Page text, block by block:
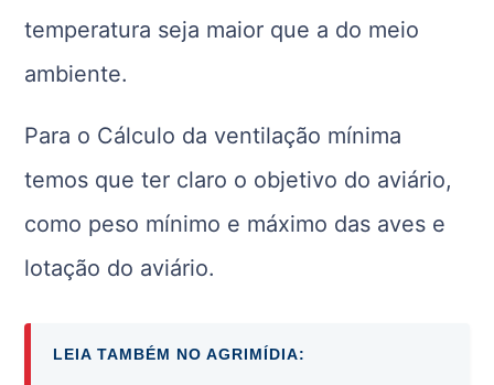
temperatura seja maior que a do meio
ambiente.
Para o Cálculo da ventilação mínima
temos que ter claro o objetivo do aviário,
como peso mínimo e máximo das aves e
lotação do aviário.
LEIA TAMBÉM NO AGRIMÍDIA: